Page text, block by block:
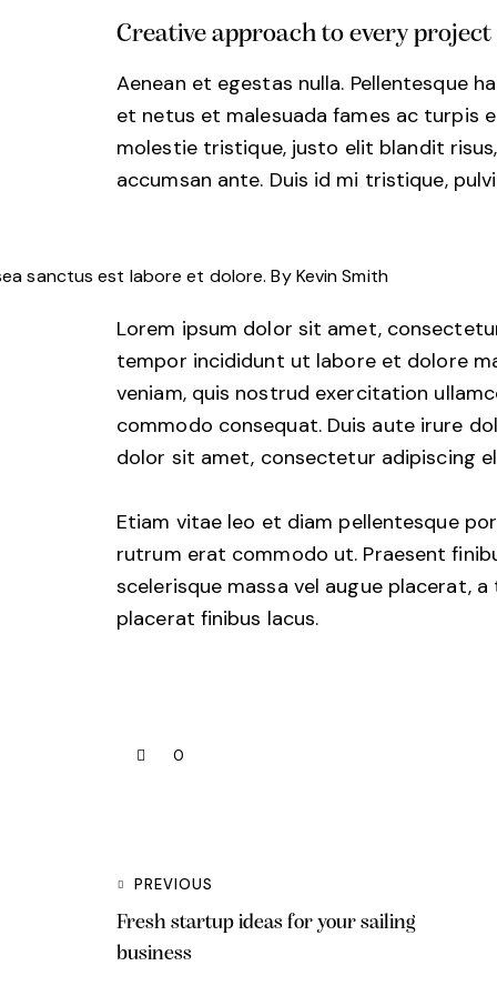
Creative approach to every project
Aenean et egestas nulla. Pellentesque
et netus et malesuada fames ac turpis
molestie tristique, justo elit blandit
accumsan ante. Duis id mi tristique,
sanctus est labore et dolore. ByKevin Smith
Lorem ipsum dolor sit amet,
tempor incididunt ut labore et dolore
veniam, quis nostrud exercitation
commodo consequat. Duis aute irure
dolor sit amet, consectetur adipiscing
Etiam vitae leo et diam pellentesque
rutrum erat commodo ut. Praesent
scelerisque massa vel augue placerat,
placerat finibus lacus.
0
PREVIOUS
Fresh startup ideas for your sailing
business